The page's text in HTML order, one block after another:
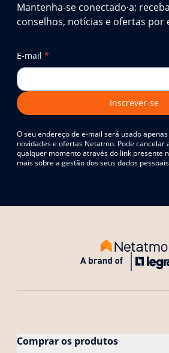
Mantenha-se conectado·a:
conselhos, notícias e ofertas por
E-mail *
Inscrever-se
O seu endereço de e-mail será usado
novidades e ofertas Netatmo. Pode cancelar
qualquer momento através do link presente
mais sobre a gestão dos seus dados
Comprar os produtos